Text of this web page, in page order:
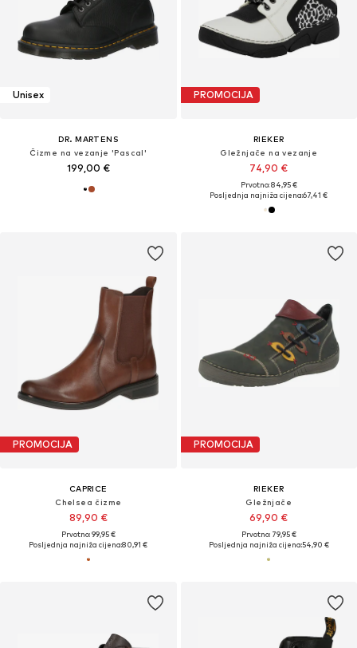
Unisex
DR. MARTENS
Čizme na vezanje 'Pascal'
199,00 €
PROMOCIJA
RIEKER
Gležnjače na vezanje
74,90 €
Prvotno: 84,95 €
Posljednja najniža cijena:67,41 €
PROMOCIJA
CAPRICE
Chelsea čizme
89,90 €
Prvotno: 99,95 €
Posljednja najniža cijena:80,91 €
PROMOCIJA
RIEKER
Gležnjače
69,90 €
Prvotno: 79,95 €
Posljednja najniža cijena:54,90 €